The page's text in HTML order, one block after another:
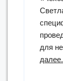
для